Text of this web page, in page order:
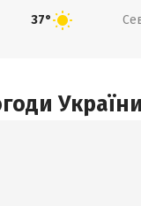
37°
України